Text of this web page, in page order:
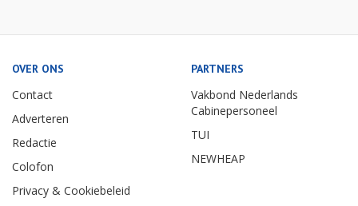
OVER ONS
Contact
Adverteren
Redactie
Colofon
Privacy & Cookiebeleid
PARTNERS
Vakbond Nederlands
Cabinepersoneel
TUI
NEWHEAP